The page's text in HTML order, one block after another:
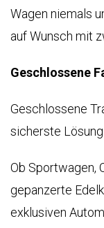
Wagen niemals
auf Wunsch mit
Geschlossene
Geschlossene
sicherste
Ob Sportwagen,
gepanzerte
exklusiven